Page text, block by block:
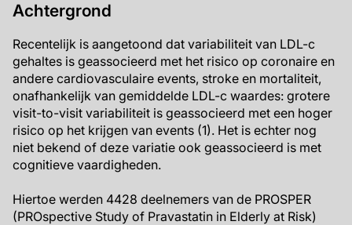
Achtergrond
Recentelijk is aangetoond dat variabiliteit van LDL-c
gehaltes is geassocieerd met het risico op coronaire en
andere cardiovasculaire events, stroke en mortaliteit,
onafhankelijk van gemiddelde LDL-c waardes: grotere
visit-to-visit variabiliteit is geassocieerd met een hoger
risico op het krijgen van events (1). Het is echter nog
niet bekend of deze variatie ook geassocieerd is met
cognitieve vaardigheden.
Hiertoe werden 4428 deelnemers van de PROSPER
(PROspective Study of Pravastatin in Elderly at Risk)